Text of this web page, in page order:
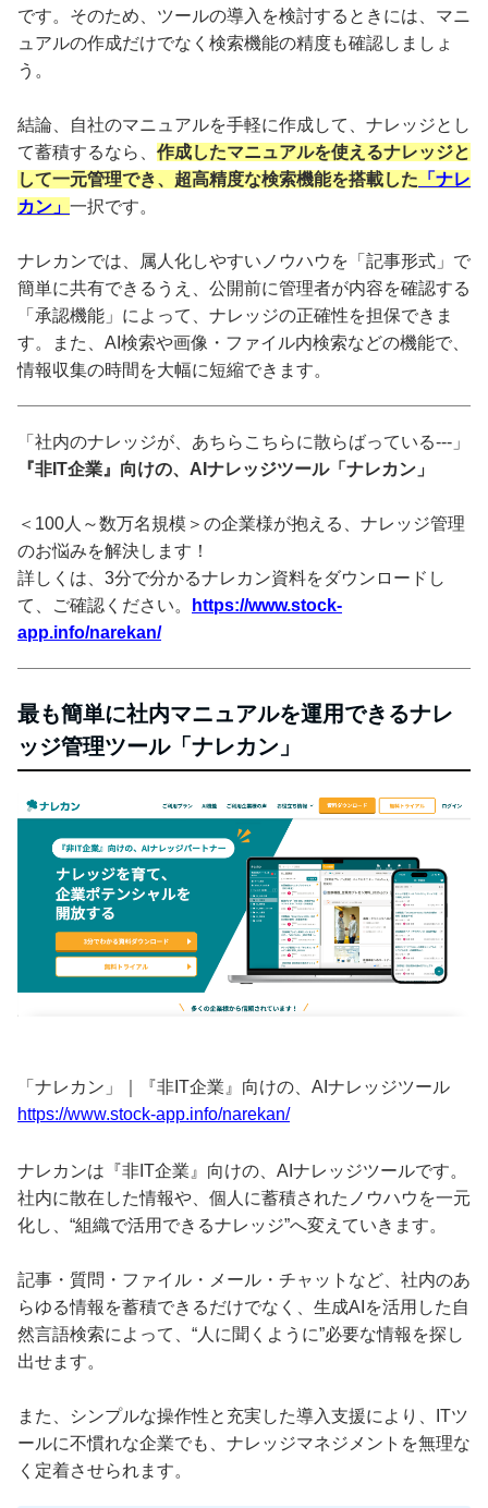
です。そのため、ツールの導入を検討するときには、マニ
ュアルの作成だけでなく検索機能の精度も確認しましょ
う。
結論、自社のマニュアルを手軽に作成して、ナレッジとし
て蓄積するなら、 作成したマニュアルを使えるナレッジと
して一元管理でき、超高精度な検索機能を搭載した 「ナレ
カン」 一択です。
ナレカンでは、属人化しやすいノウハウを「記事形式」で
簡単に共有できるうえ、公開前に管理者が内容を確認する
「承認機能」によって、ナレッジの正確性を担保できま
す。また、AI検索や画像・ファイル内検索などの機能で、
情報収集の時間を大幅に短縮できます。
「社内のナレッジが、あちらこちらに散らばっている---」
『非IT企業』向けの、AIナレッジツール「ナレカン」
＜100人～数万名規模＞の企業様が抱える、ナレッジ管理
のお悩みを解決します！
詳しくは、3分で分かるナレカン資料をダウンロードし
て、ご確認ください。
https://www.stock-
app.info/narekan/
最も簡単に社内マニュアルを運用できるナレ
ッジ管理ツール「ナレカン」
「ナレカン」｜『非IT企業』向けの、AIナレッジツール
https://www.stock-app.info/narekan/
ナレカンは『非IT企業』向けの、AIナレッジツールです。
社内に散在した情報や、個人に蓄積されたノウハウを一元
化し、“組織で活用できるナレッジ”へ変えていきます。
記事・質問・ファイル・メール・チャットなど、社内のあ
らゆる情報を蓄積できるだけでなく、生成AIを活用した自
然言語検索によって、“人に聞くように”必要な情報を探し
出せます。
また、シンプルな操作性と充実した導入支援により、ITツ
ールに不慣れな企業でも、ナレッジマネジメントを無理な
く定着させられます。